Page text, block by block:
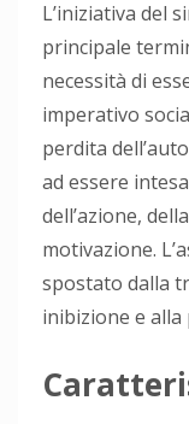
L’iniziativa del
principale
necessità di
imperativo
perdita
ad essere
dell’azione,
motivazione.
spostato dalla
inibizione e alla